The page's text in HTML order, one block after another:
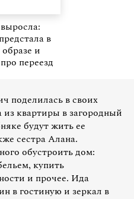
в
и
переезд
поделилась в своих
из квартиры в загородный
будут жить ее
сестра Алана.
обустроить дом:
купить
и прочее. Ида
в гостиную и зеркал в